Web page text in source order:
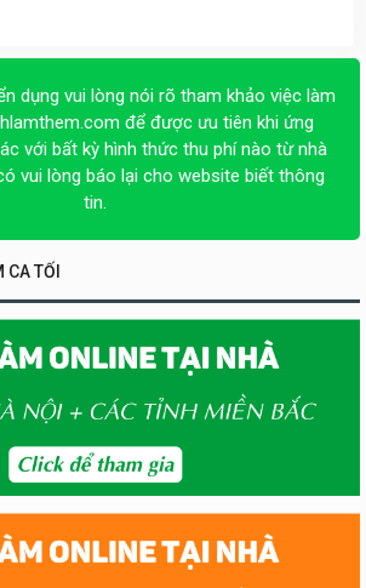
dụng vui lòng nói rõ tham khảo việc làm
để được ưu tiên khi ứng
với bất kỳ hình thức thu phí nào từ nhà
vui lòng báo lại cho website biết thông
tin.
TỐI